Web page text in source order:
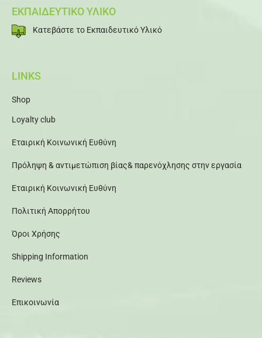
ΕΚΠΑΙΔΕΥΤΙΚΟ ΥΛΙΚΟ
Κατεβάστε το Εκπαιδευτικό Υλικό
LINKS
Shop
Loyalty club
Εταιρική Κοινωνική Ευθύνη
Πρόληψη & αντιμετώπιση βίας& παρενόχλησης στην εργασία
Εταιρική Κοινωνική Ευθύνη
Πολιτική Απορρήτου
Όροι Χρήσης
Shipping Information
Reviews
Επικοινωνία